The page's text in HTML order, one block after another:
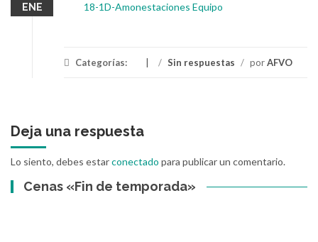
ENE 18-1D-Amonestaciones Equipo
Categorías: / Sin respuestas / porAFVO
Deja una respuesta
Lo siento, debes estarconectado para publicar un comentario.
Cenas «Fin de temporada»